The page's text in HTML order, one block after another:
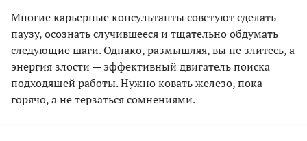
Многие карьерные консультанты советуют сделать
паузу, осознать случившееся и тщательно обдумать
следующие шаги. Однако, размышляя, вы не злитесь, а
энергия злости — эффективный двигатель поиска
подходящей работы. Нужно ковать железо, пока
горячо, а не терзаться сомнениями.